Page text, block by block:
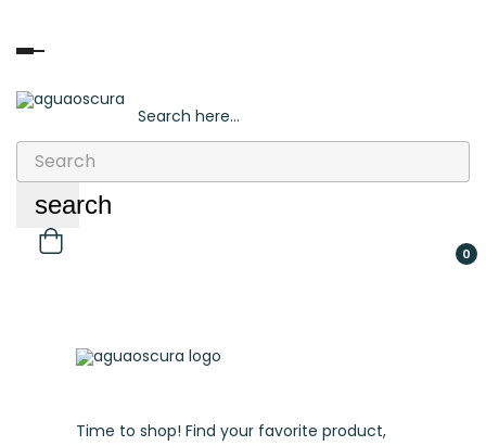
Toggle
Search here...
search
0
Time to shop! Find your favorite product,